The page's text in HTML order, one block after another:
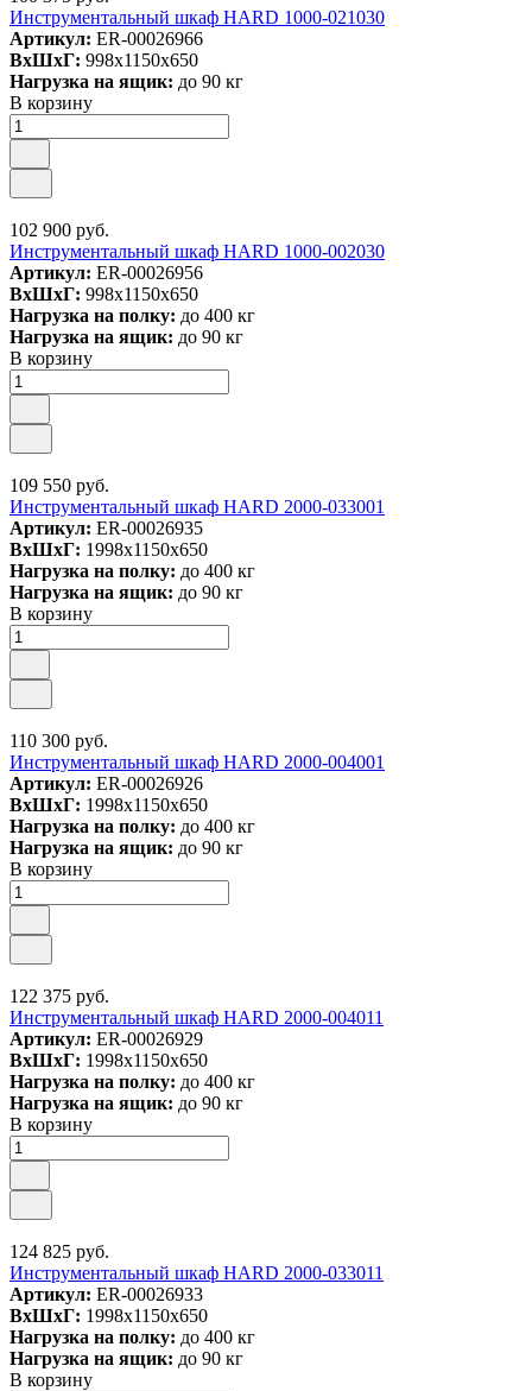
Инструментальный шкаф HARD 1000-021030
Артикул: ER-00026966
ВxШxГ: 998x1150x650
Нагрузка на ящик: до 90 кг
В корзину
102 900 руб.
Инструментальный шкаф HARD 1000-002030
Артикул: ER-00026956
ВxШxГ: 998x1150x650
Нагрузка на полку: до 400 кг
Нагрузка на ящик: до 90 кг
В корзину
109 550 руб.
Инструментальный шкаф HARD 2000-033001
Артикул: ER-00026935
ВxШxГ: 1998x1150x650
Нагрузка на полку: до 400 кг
Нагрузка на ящик: до 90 кг
В корзину
110 300 руб.
Инструментальный шкаф HARD 2000-004001
Артикул: ER-00026926
ВxШxГ: 1998x1150x650
Нагрузка на полку: до 400 кг
Нагрузка на ящик: до 90 кг
В корзину
122 375 руб.
Инструментальный шкаф HARD 2000-004011
Артикул: ER-00026929
ВxШxГ: 1998x1150x650
Нагрузка на полку: до 400 кг
Нагрузка на ящик: до 90 кг
В корзину
124 825 руб.
Инструментальный шкаф HARD 2000-033011
Артикул: ER-00026933
ВxШxГ: 1998x1150x650
Нагрузка на полку: до 400 кг
Нагрузка на ящик: до 90 кг
В корзину